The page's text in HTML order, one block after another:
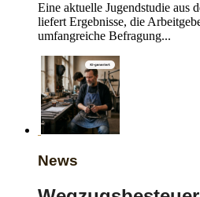
Eine aktuelle Jugendstudie aus
liefert Ergebnisse, die
umfangreiche Befragung...
News